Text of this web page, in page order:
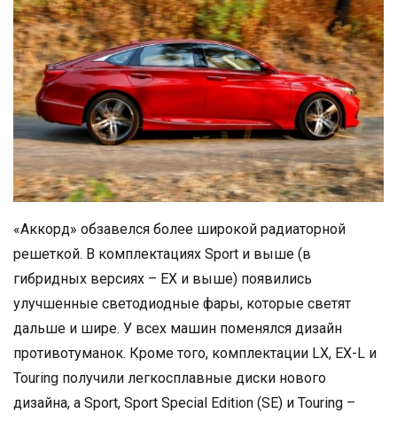
«Аккорд» обзавелся более широкой радиаторной
решеткой. В комплектациях Sport и выше (в
гибридных версиях – EX и выше) появились
улучшенные светодиодные фары, которые светят
дальше и шире. У всех машин поменялся дизайн
противотуманок. Кроме того, комплектации LX, EX-L и
Touring получили легкосплавные диски нового
дизайна, а Sport, Sport Special Edition (SE) и Touring –